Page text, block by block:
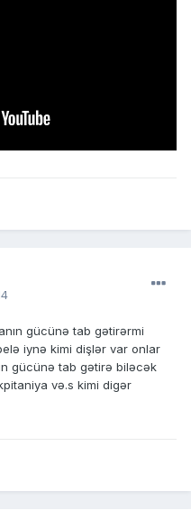
gücünə tab gətirərmi
iynə kimi dişlər var onlar
gücünə tab gətirə biləcək
və.s kimi digər